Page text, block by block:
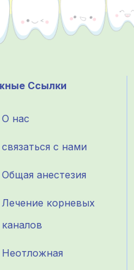
Ссылки
О нас
связаться с нами
Общая анестезия
Лечение корневых
каналов
Неотложная